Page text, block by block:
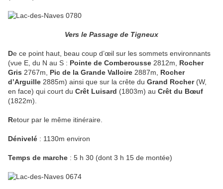
Vers le Passage de Tigneux
De ce point haut, beau coup d’œil sur les sommets environnants
(vue E, du N au S : Pointe de Comberousse 2812m, Rocher
Gris 2767m, Pic de la Grande Valloire 2887m, Rocher
d’Arguille 2885m) ainsi que sur la crête du Grand Rocher(W,
en face) qui court du Crêt Luisard (1803m) au Crêt du Bœuf
(1822m).
Retour par le même itinéraire.
Dénivelé : 1130m environ
Temps de marche : 5 h 30 (dont 3 h 15 de montée)